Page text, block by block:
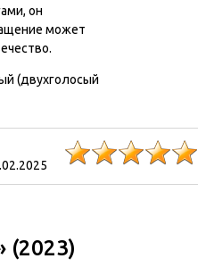
он
может
(двухголосый
(2023)